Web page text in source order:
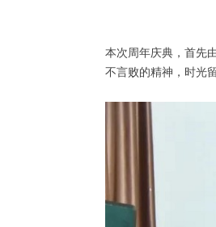
本次周年庆典，首先
不言败的精神，时光